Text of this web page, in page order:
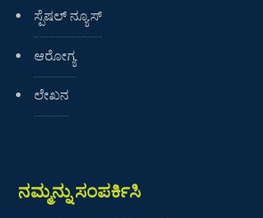
ಸ್ಪೆಷಲ್ ನ್ಯೂಸ್
ಆರೋಗ್ಯ
ಲೇಖನ
ನಮ್ಮನ್ನು ಸಂಪರ್ಕಿಸಿ